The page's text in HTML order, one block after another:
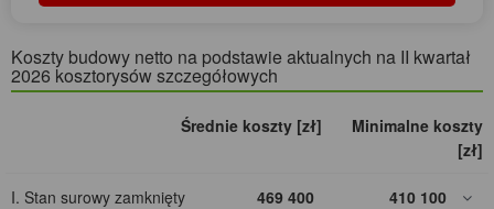
Koszty budowy netto na podstawie aktualnych na II kwartał
2026 kosztorysów szczegółowych
Średnie koszty [zł]
Minimalne koszty
[zł]
I. Stan surowy zamknięty 469 400 410 100